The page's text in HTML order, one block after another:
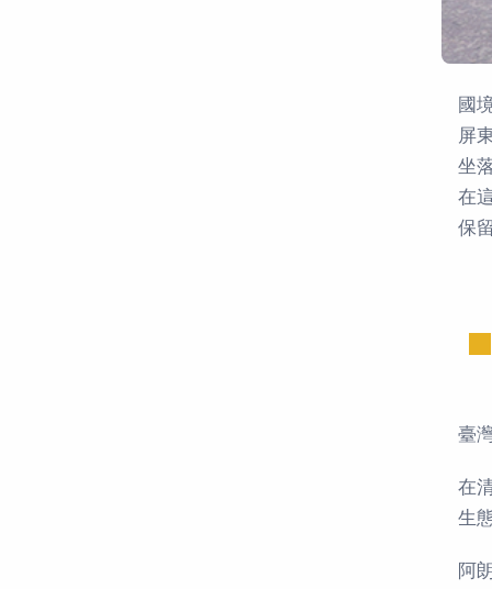
國
屏
坐
在
保
臺
在
生
阿